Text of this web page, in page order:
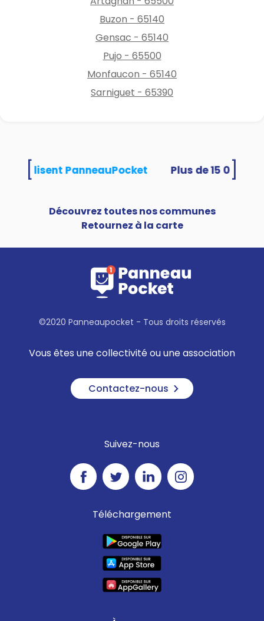
Buzon - 65140
Gensac - 65140
Pujo - 65500
Monfaucon - 65140
Sarniguet - 65390
utilisent PanneauPocket
Découvrez toutes nos communes
Retournez à la carte
©2020 Panneaupocket - Tous droits réservés
Vous êtes une collectivité ou une association
Contactez-nous
Suivez-nous
Téléchargement